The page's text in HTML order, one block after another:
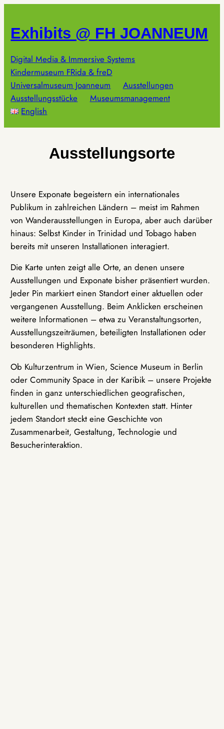
springen
Exhibits @ FH JOANNEUM
Digital Media & Immersive Systems
Kindermuseum FRida & freD
Universalmuseum Joanneum
Ausstellungen
Ausstellungsstücke
Museumsmanagement
English
Ausstellungsorte
Unsere Exponate begeistern ein internationales
Publikum in zahlreichen Ländern – meist im Rahmen
von Wanderausstellungen in Europa, aber auch darüber
hinaus: Selbst Kinder in Trinidad und Tobago haben
bereits mit unseren Installationen interagiert.
Die Karte unten zeigt alle Orte, an denen unsere
Ausstellungen und Exponate bisher präsentiert wurden.
Jeder Pin markiert einen Standort einer aktuellen oder
vergangenen Ausstellung. Beim Anklicken erscheinen
weitere Informationen – etwa zu Veranstaltungsorten,
Ausstellungszeiträumen, beteiligten Installationen oder
besonderen Highlights.
Ob Kulturzentrum in Wien, Science Museum in Berlin
oder Community Space in der Karibik – unsere Projekte
finden in ganz unterschiedlichen geografischen,
kulturellen und thematischen Kontexten statt. Hinter
jedem Standort steckt eine Geschichte von
Zusammenarbeit, Gestaltung, Technologie und
Besucherinteraktion.